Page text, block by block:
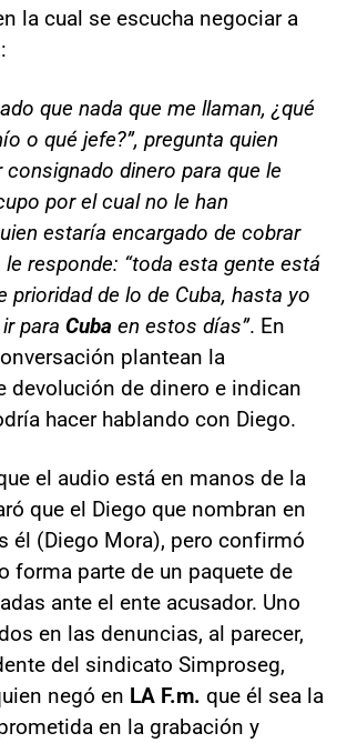
la cual se escucha negociar a
que nada que me llaman, ¿qué
o qué jefe?”, pregunta quien
consignado dinero para que le
por el cual no le han
estaría encargado de cobrar
responde: “toda esta gente está
prioridad de lo de Cuba, hasta yo
para Cuba en estos días”. En
plantean la
devolución de dinero e indican
hacer hablando con Diego.
el audio está en manos de la
que el Diego que nombran en
él (Diego Mora), pero confirmó
forma parte de un paquete de
ante el ente acusador. Uno
en las denuncias, al parecer,
del sindicato Simproseg,
negó en LA F.m. que él sea la
en la grabación y